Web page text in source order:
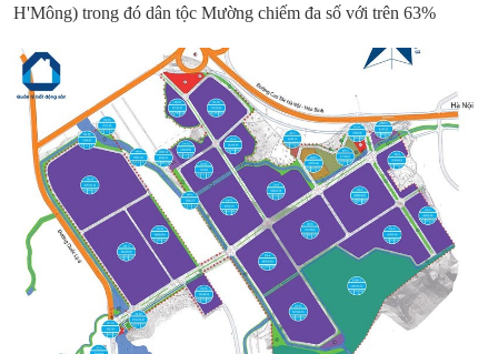
H'Mông) trong đó dân tộc Mường chiếm đa số với trên 63%